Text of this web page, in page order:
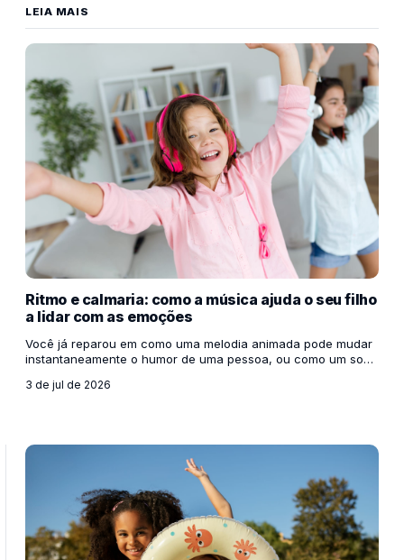
LEIA MAIS
Ritmo e calmaria: como a música ajuda o seu filho
a lidar com as emoções
Você já reparou em como uma melodia animada pode mudar
instantaneamente o humor de uma pessoa, ou como um som
Se isso acontece conosco, adultos, com as crianças o
dos maiores desafios dessa fase. É aí que a música entra em
cena, funcionando como uma ferramenta podero
3 de jul de 2026